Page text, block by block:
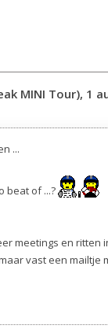
MINI Tour), 1
...
beat of ...?
meetings en ritten
vast een